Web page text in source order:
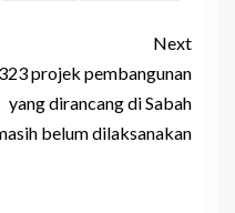
Next
323 projek pembangunan
yang dirancang di Sabah
belum dilaksanakan